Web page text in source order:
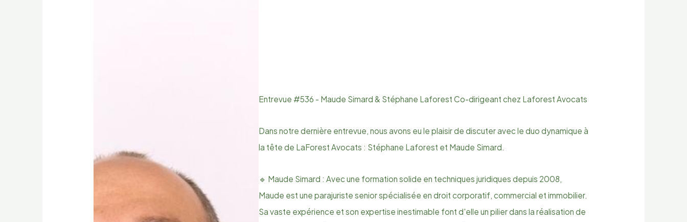
Entrevue #536 - Maude Simard & Stéphane Laforest Co-dirigeant chez Laforest Avocats
Dans notre dernière entrevue, nous avons eu le plaisir de discuter avec le duo dynamique à
la tête de LaForest Avocats : Stéphane Laforest et Maude Simard.
🔹 Maude Simard : Avec une formation solide en techniques juridiques depuis 2008,
Maude est une parajuriste senior spécialisée en droit corporatif, commercial et immobilier.
Sa vaste expérience et son expertise inestimable font d'elle un pilier dans la réalisation de